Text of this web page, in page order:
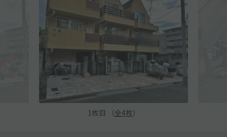
1 枚目 （全4枚）